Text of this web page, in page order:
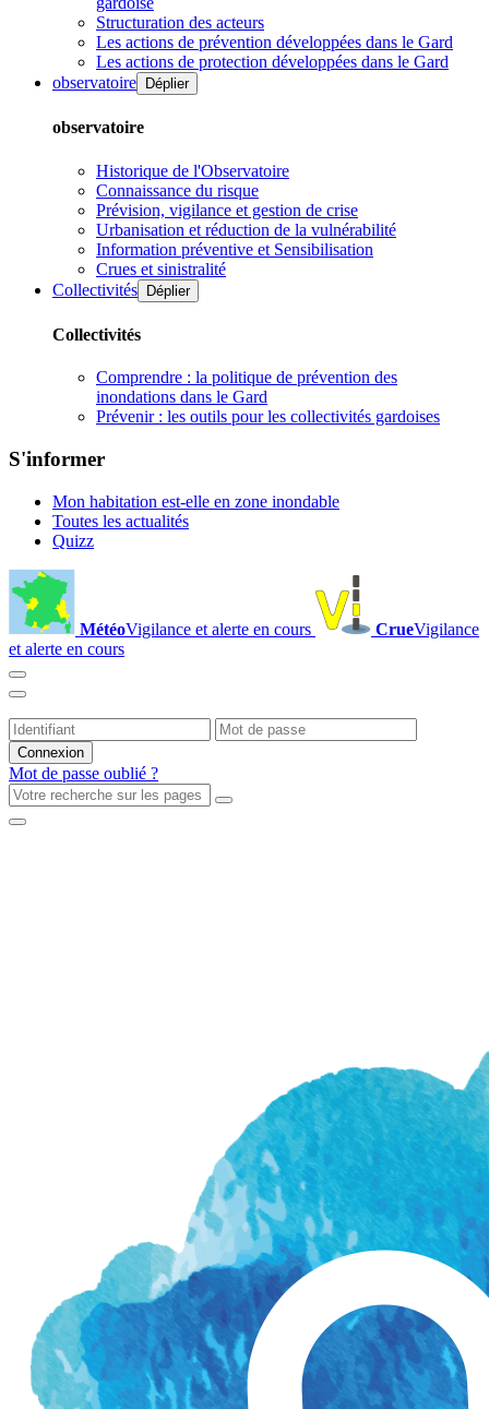
Structuration des acteurs
Les actions de prévention développées dans le Gard
Les actions de protection développées dans le Gard
observatoire
Déplier
observatoire
Historique de l'Observatoire
Connaissance du risque
Prévision, vigilance et gestion de crise
Urbanisation et réduction de la vulnérabilité
Information préventive et Sensibilisation
Crues et sinistralité
Collectivités Déplier
Collectivités
Comprendre : la politique de prévention des
inondations dans le Gard
Prévenir : les outils pour les collectivités gardoises
S'informer
Mon habitation est-elle en zone inondable
Toutes les actualités
Quizz
MétéoVigilance et alerte en cours CrueVigilance
et alerte en cours
Mot de passe oublié ?